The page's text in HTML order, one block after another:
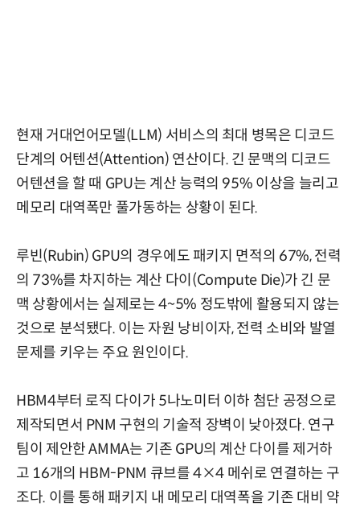
현재 거대언어모델(LLM) 서비스의 최대 병목은 디코드
단계의 어텐션(Attention) 연산이다. 긴 문맥의 디코드
어텐션을 할 때 GPU는 계산 능력의 95% 이상을 늘리고
메모리 대역폭만 풀가동하는 상황이 된다.
루빈(Rubin) GPU의 경우에도 패키지 면적의 67%, 전력
의 73%를 차지하는 계산 다이(Compute Die)가 긴 문
맥 상황에서는 실제로는 4~5% 정도밖에 활용되지 않는
것으로 분석됐다. 이는 자원 낭비이자, 전력 소비와 발열
문제를 키우는 주요 원인이다.
HBM4부터 로직 다이가 5나노미터 이하 첨단 공정으로
제작되면서 PNM 구현의 기술적 장벽이 낮아졌다. 연구
팀이 제안한 AMMA는 기존 GPU의 계산 다이를 제거하
고 16개의 HBM-PNM 큐브를 4×4 메쉬로 연결하는 구
조다. 이를 통해 패키지 내 메모리 대역폭을 기존 대비 약